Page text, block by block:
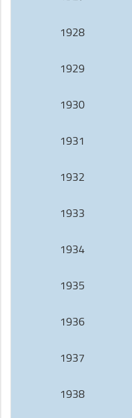
1928
1929
1930
1931
1932
1933
1934
1935
1936
1937
1938